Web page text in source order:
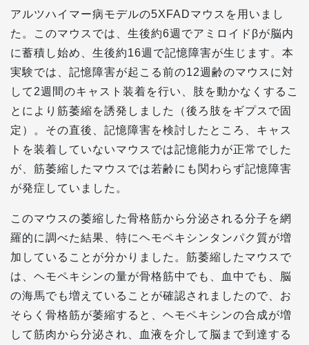
アルツハイマー病モデルの5XFADマウスを用いまし
た。このマウスでは、生後約6週でアミロイドβが脳内
に蓄積し始め、生後約16週で記憶障害が生じます。本
実験では、記憶障害が起こる前の12週齢のマウスに対
して2週間のキャスト装着を行い、肢を動かなくするこ
とにより筋萎縮を誘発しました（後ろ肢をギプスで固
定）。その直後、記憶障害を検討したところ、キャス
トを装着していないマウスでは記憶能力が正常でした
が、筋萎縮したマウスでは若齢にも関わらず記憶障害
が発症していました。
このマウスの萎縮した骨格筋から分泌される分子を網
羅的に調べた結果、特にヘモペキシンタンパク質が増
加していることが分かりました。筋萎縮したマウスで
は、ヘモペキシンの量が骨格筋中でも、血中でも、脳
の海馬でも増えていることが確認されましたので、お
そらく骨格筋が萎縮すると、ヘモペキシンの合成が増
して筋肉から分泌され、血液を介して脳まで到達する